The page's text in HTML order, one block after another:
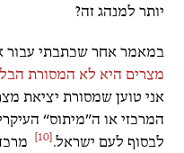
יותר למנהג זה?
במאמר אחר שכתבתי
מצרים היא לא המסורת
אני טוען שמסורת יציאת
המרכזי או ה”מיתוס“
לבסוף לעם ישראל. [10]